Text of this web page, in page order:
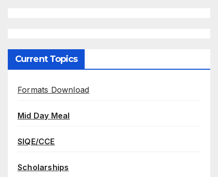
Current Topics
Formats Download
Mid Day Meal
SIQE/CCE
Scholarships